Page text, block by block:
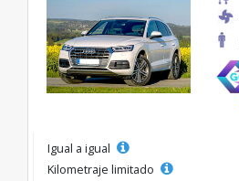
Igual a igual
Kilometraje limitado